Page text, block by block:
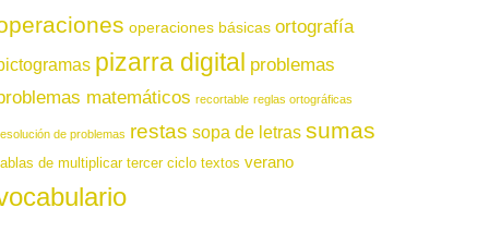
operaciones básicas ortografía
pizarra digital problemas
matemáticos recortable reglas ortográficas
de problemas restas sopa de letras sumas
de multiplicar tercer ciclo textos verano